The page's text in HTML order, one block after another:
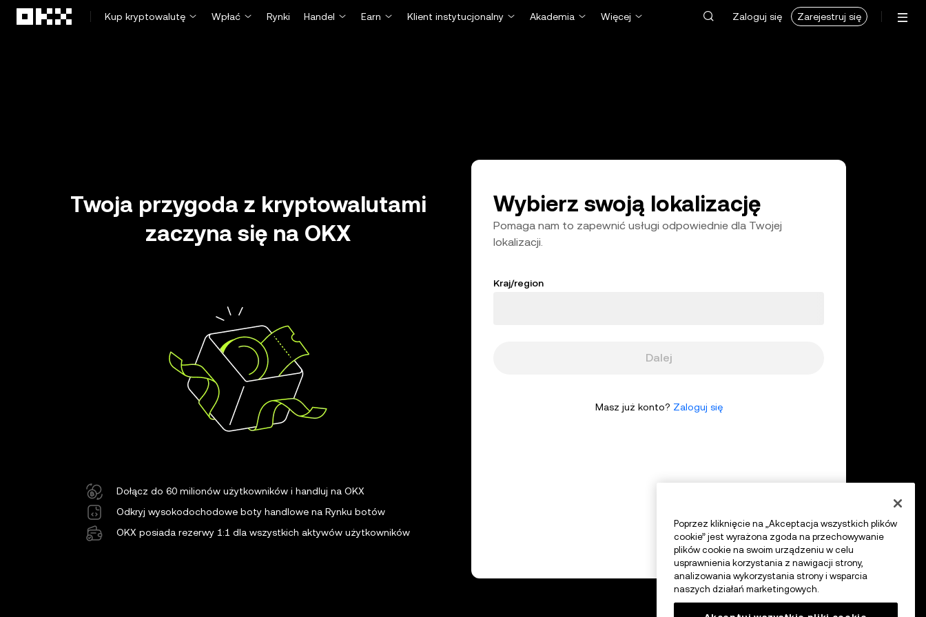
Kup kryptowalutę
Wpłać Rynki Handel Earn Klient instytucjonalny Akademia Więcej Zaloguj się Zarejestruj się
Twoja przygoda z kryptowalutami
zaczyna się na OKX
Dołącz do 60 milionów użytkowników i handluj na OKX
Odkryj wysokodochodowe boty handlowe na Rynku botów
OKX posiada rezerwy 1:1 dla wszystkich aktywów użytkowników
Wybierz swoją lokalizację
Pomaga nam to zapewnić usługi odpowiednie dla Twojej
lokalizacji.
Kraj/region
Dalej
Masz już konto? Zaloguj się
Poprzez kliknięcie na „Akceptacja wszystkich plików
cookie” jest wyrażona zgoda na przechowywanie
plików cookie na swoim urządzeniu w celu
usprawnienia korzystania z nawigacji strony,
analizowania wykorzystania strony i wsparcia
naszych działań marketingowych.